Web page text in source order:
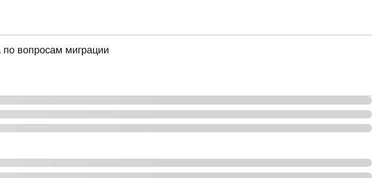
вопросам миграции